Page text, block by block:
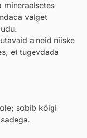
mineraalsetes
valget
aineid niiske
et tugevdada
sobib kõigi